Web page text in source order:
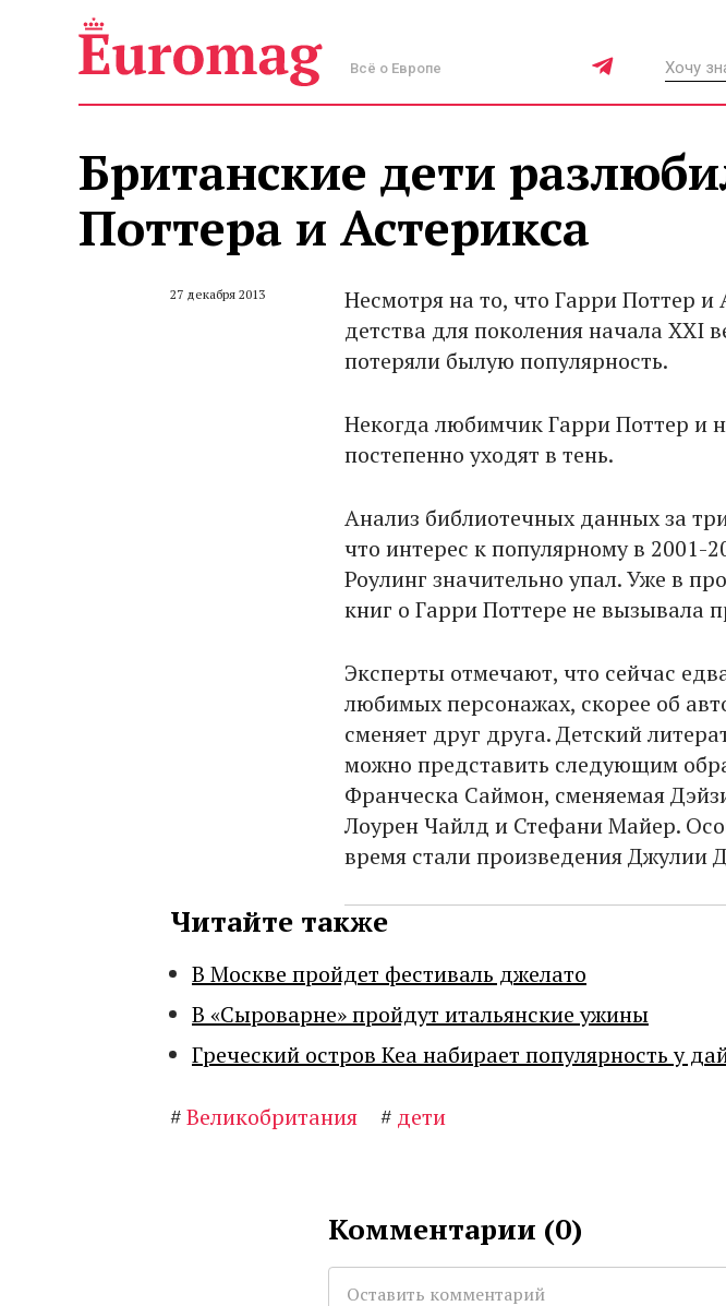
Всё о Европе
Британские дети
Поттера и Астерикса
27 декабря 2013
Несмотря на то, что Гарри Поттер
детства для поколения начала XXI
потеряли былую популярность.
Некогда любимчик Гарри Поттер и
постепенно уходят в тень.
Анализ библиотечных данных за
что интерес к популярному в 2001-
Роулинг значительно упал. Уже в
книг о Гарри Поттере не вызывала
Эксперты отмечают, что сейчас
любимых персонажах, скорее об
сменяет друг друга. Детский
можно представить следующим
Франческа Саймон, сменяемая
Лоурен Чайлд и Стефани Майер.
время стали произведения Джулии
Читайте также
В Москве пройдет фестиваль джелато
В «Сыроварне» пройдут итальянские ужины
Греческий остров Кеа набирает популярность у
#Великобритания # дети
Комментарии (0)